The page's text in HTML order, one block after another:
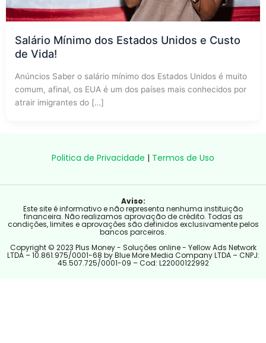
Salário Mínimo dos Estados Unidos e Custo
de Vida!
Anúncios Saber o salário mínimo dos Estados Unidos é muito
comum, afinal, os EUA é um dos países mais conhecidos por
atrair imigrantes do […]
Politica de Privacidade | Termos de Uso
Aviso:
Este site é informativo e não representa nenhuma instituição
financeira. Não realizamos aprovação de crédito. Todas as
condições, limites e aprovações são definidos exclusivamente pelos
bancos parceiros.
Copyright © 2023 Plus Money - Soluções online - Yellow Ads Network
LTDA – 10.861.975/0001-68 by Blue More Media Company LTDA – CNPJ:
45.507.725/0001-09 – Cod: L22000122992